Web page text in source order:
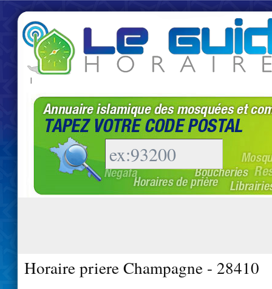
|
Horaire priere Champagne - 28410